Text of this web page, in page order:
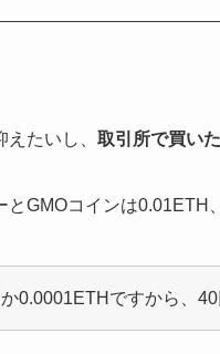
たいし、 取引所で買い
GMOコインは0.01ETH
0.0001ETHですから、40